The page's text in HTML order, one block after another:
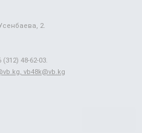
2.
(312) 48-62-03.
vb48k@vb.kg